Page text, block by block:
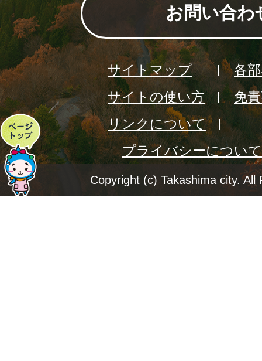
ペ
ー
ジ
お問い合わ
サイトマップ
各
サイトの使い方
免
リンクについて
プライバシーについて
Copyright (c) Takashima city. All